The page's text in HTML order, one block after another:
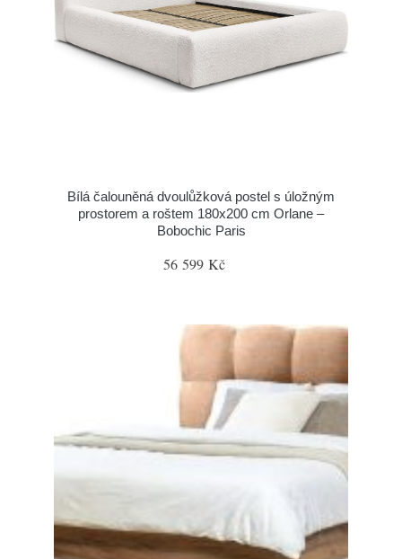
Bílá čalouněná dvoulůžková postel s úložným
prostorem a roštem 180x200 cm Orlane –
Bobochic Paris
56 599 Kč